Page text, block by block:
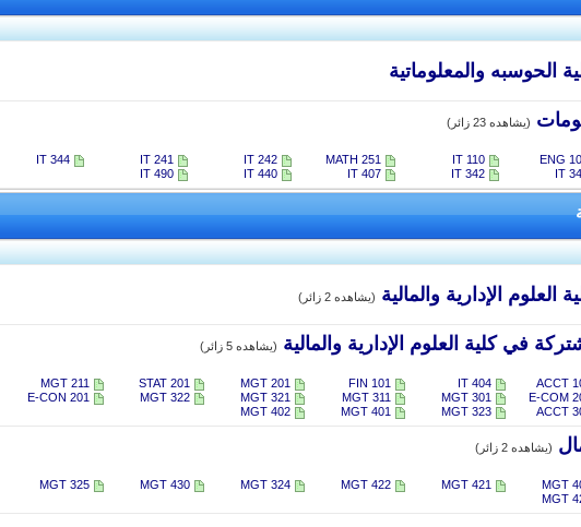
الحوسبه والمعلوماتية
(يشاهده 23 زائر)
ENG
IT 110
MATH 251
IT 242
IT 241
IT 344
IT
IT 342
IT 407
IT 440
IT 490
الإدارية والمالية (يشاهده 2 زائر)
في كلية العلوم الإدارية والمالية (يشاهده 5 زائر)
ACCT
IT 404
FIN 101
MGT 201
STAT 201
MGT 211
E-COM
MGT 301
MGT 311
MGT 321
MGT 322
​E-CON 201
ACCT
MGT 323
MGT 401
MGT 402
(يشاهده 2 زائر)
MGT
MGT 421
MGT 422
MGT 324
MGT 430
MGT 325
MGT